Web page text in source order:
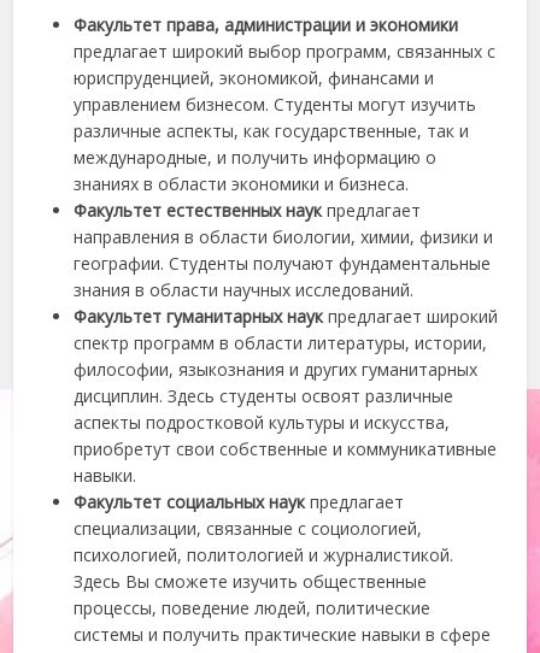
Факультет права, администрации и экономики
предлагает широкий выбор программ, связанных с
юриспруденцией, экономикой, финансами и
управлением бизнесом. Студенты могут изучить
различные аспекты, как государственные, так и
международные, и получить информацию о
знаниях в области экономики и бизнеса.
Факультет естественных наукпредлагает
направления в области биологии, химии, физики и
географии. Студенты получают фундаментальные
знания в области научных исследований.
Факультет гуманитарных наукпредлагает широкий
спектр программ в области литературы, истории,
философии, языкознания и других гуманитарных
дисциплин. Здесь студенты освоят различные
аспекты подростковой культуры и искусства,
приобретут свои собственные и коммуникативные
навыки.
Факультет социальных наукпредлагает
специализации, связанные с социологией,
психологией, политологией и журналистикой.
Здесь Вы сможете изучить общественные
процессы, поведение людей, политические
системы и получить практические навыки в сфере